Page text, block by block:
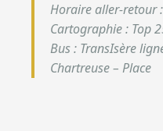
Horaire aller-retour
Cartographie: Top
Bus: TransIsère
Chartreuse – Place